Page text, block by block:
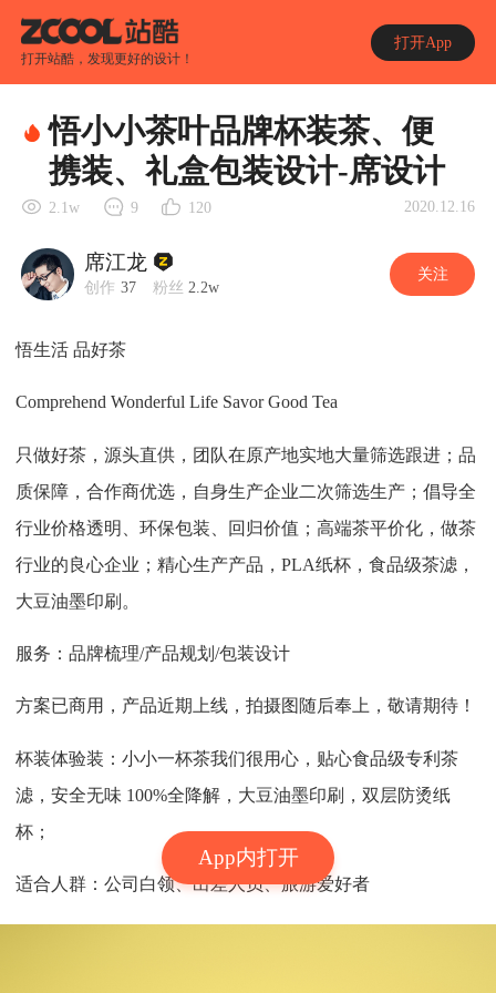
打开站酷，发现更好的设计！
打开App
App内打开
悟小小茶叶品牌杯装茶、便
携装、礼盒包装设计-席设计
2.1w 9 120 2020.12.16
席江龙
创作 37 粉丝 2.2w
关注
悟生活 品好茶
Comprehend Wonderful Life Savor Good Tea
只做好茶，源头直供，团队在原产地实地大量筛选跟进；品
质保障，合作商优选，自身生产企业二次筛选生产；倡导全
行业价格透明、环保包装、回归价值；高端茶平价化，做茶
行业的良心企业；精心生产产品，PLA纸杯，食品级茶滤，
大豆油墨印刷。
服务：品牌梳理/产品规划/包装设计
方案已商用，产品近期上线，拍摄图随后奉上，敬请期待！
杯装体验装：小小一杯茶我们很用心，贴心食品级专利茶
滤，安全无味 100%全降解，大豆油墨印刷，双层防烫纸
杯；
适合人群：公司白领、出差人员、旅游爱好者